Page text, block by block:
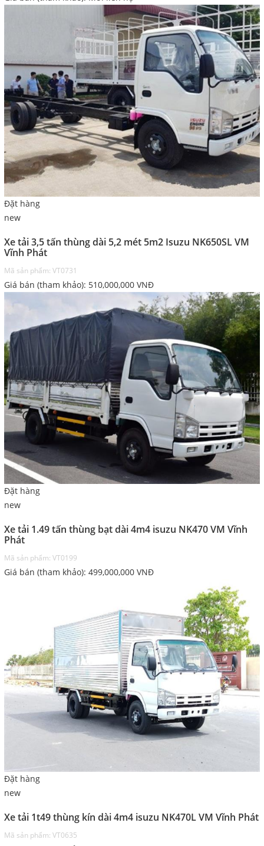
Đặt hàng
new
Xe tải 3,5 tấn thùng dài 5,2 mét 5m2 Isuzu NK650SL VM
Vĩnh Phát
Mã sản phẩm: VT0731
Giá bán (tham khảo): 510,000,000 VNĐ
Đặt hàng
new
Xe tải 1.49 tấn thùng bạt dài 4m4 isuzu NK470 VM Vĩnh
Phát
Mã sản phẩm: VT0199
Giá bán (tham khảo): 499,000,000 VNĐ
Đặt hàng
new
Xe tải 1t49 thùng kín dài 4m4 isuzu NK470L VM Vĩnh Phát
Mã sản phẩm: VT0635